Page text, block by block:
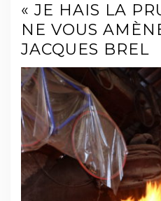
« JE HAIS LA
NE VOUS
JACQUES BREL